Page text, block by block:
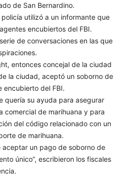
de San Bernardino.
utilizó a un informante que
encubiertos del FBI.
de conversaciones en las que
entonces concejal de la ciudad
la ciudad, aceptó un soborno de
encubierto del FBI.
quería su ayuda para asegurar
comercial de marihuana y para
del código relacionado con un
de marihuana.
un pago de soborno de
único”, escribieron los fiscales